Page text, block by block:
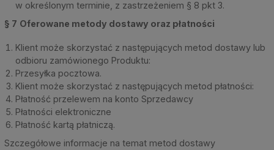
w określonym terminie, z zastrzeżeniem § 8 pkt 3.
§ 7 Oferowane metody dostawy oraz płatności
Klient może skorzystać z następujących metod dostawy lub
odbioru zamówionego Produktu:
Przesyłka pocztowa.
Klient może skorzystać z następujących metod płatności:
Płatność przelewem na konto Sprzedawcy
Płatności elektroniczne
Płatność kartą płatniczą.
Szczegółowe informacje na temat metod dostawy